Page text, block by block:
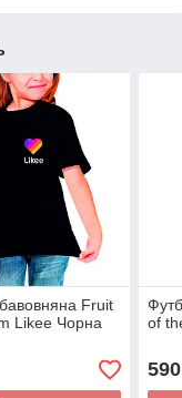
Fruit
Likee Чорна
of
590